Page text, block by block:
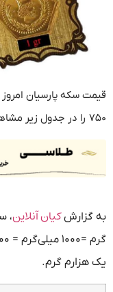
۷۵۰ را در جدول زیر مشاهده کنید.
به گزارشکیان آنلاین،
یک هزارم گرم.